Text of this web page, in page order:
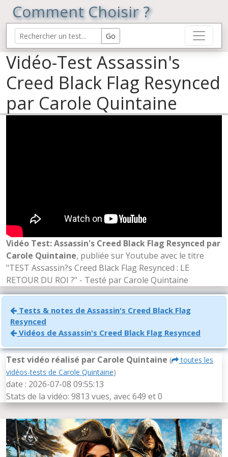
Comment Choisir ?
Vidéo-Test Assassin's
Creed Black Flag Resynced
par Carole Quintaine
Vidéo Test: Assassin's Creed Black Flag Resynced par
Carole Quintaine, publiée sur Youtube avec le titre
"TEST Assassin?s Creed Black Flag Resynced : LE
RETOUR DU ROI ?" - Testé par Carole Quintaine
Tests & notes de Assassin's Creed Black Flag
Resynced
Vidéos de Assassin's Creed Black Flag Resynced
Test vidéo réalisé par Carole Quintaine (
toutes les
vidéos-tests de Carole Quintaine)
date : 2026-07-08 09:55:13
Stats de la vidéo: 9813 vues, avec 649 et 0